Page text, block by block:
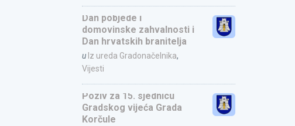
Dan pobjede i
domovinske zahvalnosti i
Dan hrvatskih branitelja
u Iz ureda Gradonačelnika,
Vijesti
Poziv za 15. sjednicu
Gradskog vijeća Grada
Korčule